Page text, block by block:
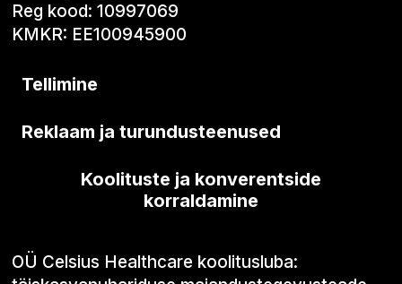
Reg kood: 10997069
KMKR: EE100945900
Tellimine
Reklaam ja turundusteenused
Koolituste ja konverentside
korraldamine
OÜ Celsius Healthcare koolitusluba: